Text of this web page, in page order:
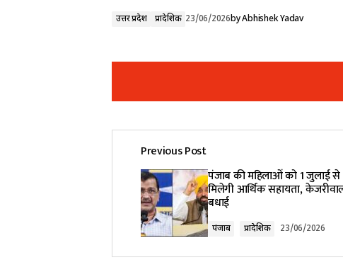
उत्तर प्रदेश प्रादेशिक 23/06/2026byAbhishek Yadav
Your email address will not be
Comment*
Previous Post
पंजाब की महिलाओं को 1 जुलाई से
मिलेगी आर्थिक सहायता,
बधाई
पंजाब प्रादेशिक 23/06/2026